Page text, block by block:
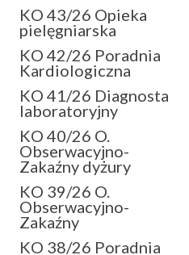
KO 43/26 Opieka
pielęgniarska
KO 42/26 Poradnia
Kardiologiczna
KO 41/26 Diagnosta
laboratoryjny
KO 40/26 O.
Obserwacyjno-
Zakaźny dyżury
KO 39/26 O.
Obserwacyjno-
Zakaźny
KO 38/26 Poradnia